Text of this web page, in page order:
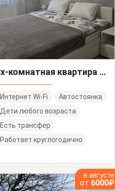
3х-комнатная квартира Чайковского 41
Интернет Wi-Fi
Автостоянка
Дети любого возраста
Есть трансфер
Работает круглогодично
в августе
от 6000₽